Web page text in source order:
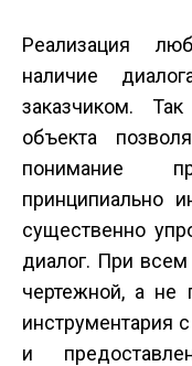
Реализация
наличие
заказчиком.
объекта
понимание
принципиально
существенно
диалог. При всем
чертежной, а не
инструментария
и